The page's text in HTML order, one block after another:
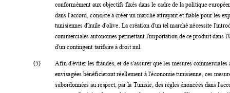
conformément aux objectifs fixés dans le cadre de la politique
dans l'accord, consiste à créer un marché attrayant et fiable pour les
tunisiennes d'huile d'olive. La création d'un tel marché nécessite
commerciales autonomes permettant l'importation de ce produit dans
d'un contingent tarifaire à droit nul.
(5) Afin d'éviter les fraudes, et de s'assurer que les mesures commerciales
envisagées bénéficieront réellement à l'économie tunisienne, ces m
subordonnées au respect, par la Tunisie, des règles énoncées dans